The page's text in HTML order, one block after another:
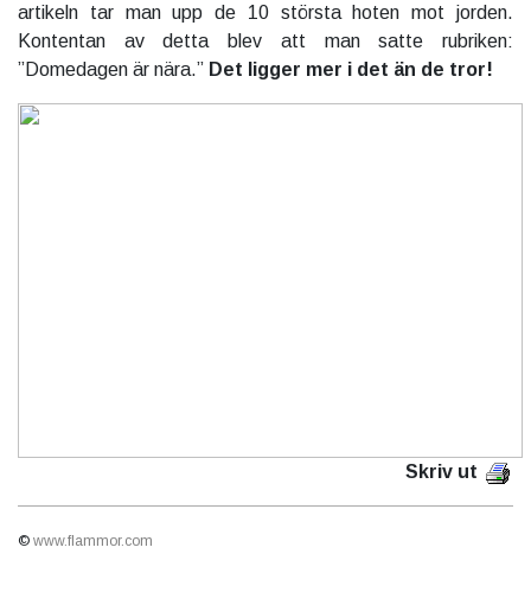
artikeln tar man upp de 10 största hoten mot jorden.
Kontentan av detta blev att man satte rubriken:
”Domedagen är nära.” Det ligger mer i det än de tror!
Skriv ut
© www.flammor.com